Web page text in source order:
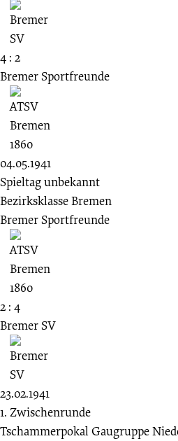
4 : 2
Bremer Sportfreunde
04.05.1941
Spieltag unbekannt
Bezirksklasse Bremen
Bremer Sportfreunde
2 : 4
Bremer SV
23.02.1941
1. Zwischenrunde
Tschammerpokal Gaugruppe